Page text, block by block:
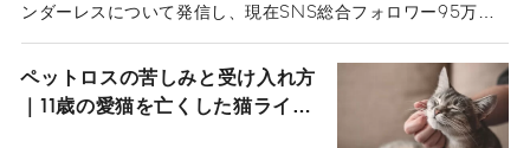
ンダーレスについて発信し、現在SNS総合フォロワー95万人
持ち始めた。高校時代にはコンプレックス解消のためにメイク
を研究しながら、自分や自分と同じ悩みを抱える人たちのため
にSNSで発信を開始した。今では誰にでも堂々と自分らしさを
表現でき、生きやすくなったと話す聖秋流さん。ジェンダーレ
ペットロスの苦しみと受け入れ方
｜11歳の愛猫を亡くした猫ライタ